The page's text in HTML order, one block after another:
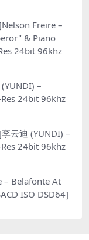
Freire –
& Piano
24bit 96khz
–
24bit 96khz
云迪 (YUNDI) –
24bit 96khz
– Belafonte At
ISO DSD64]